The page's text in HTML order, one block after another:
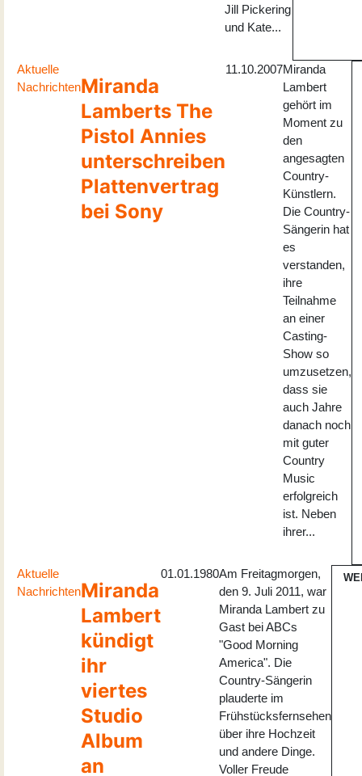
Jill Pickering
und Kate...
Aktuelle
NachrichtenMiranda
Lamberts The
Pistol Annies
unterschreiben
Plattenvertrag
bei Sony
11.10.2007Miranda
Lambert
gehört im
Moment zu
den
angesagten
Country-
Künstlern.
Die Country-
Sängerin hat
es
verstanden,
ihre
Teilnahme
an einer
Casting-
Show so
umzusetzen,
dass sie
auch Jahre
danach noch
mit guter
Country
Music
erfolgreich
ist. Neben
ihrer...
Aktuelle
NachrichtenMiranda
Lambert
kündigt
ihr
viertes
Studio
Album
an
01.01.1980Am Freitagmorgen,
den 9. Juli 2011, war
Miranda Lambert zu
Gast bei ABCs
"Good Morning
America". Die
Country-Sängerin
plauderte im
Frühstücksfernsehen
über ihre Hochzeit
und andere Dinge.
Voller Freude